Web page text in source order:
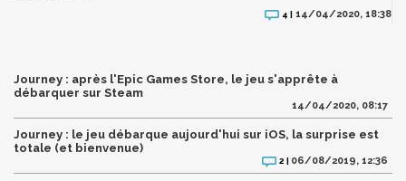
4 | 14/04/2020, 18:38
Journey : après l'Epic Games Store, le jeu s'apprête à
débarquer sur Steam
14/04/2020, 08:17
Journey : le jeu débarque aujourd'hui sur iOS, la surprise est
totale (et bienvenue)
2 | 06/08/2019, 12:36